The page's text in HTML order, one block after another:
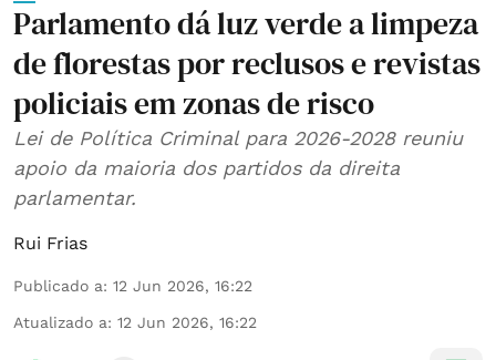
Parlamento dá luz verde a limpeza
de florestas por reclusos e revistas
policiais em zonas de risco
Lei de Política Criminal para 2026-2028 reuniu
apoio da maioria dos partidos da direita
parlamentar.
Rui Frias
Publicado a: 12 Jun 2026, 16:22
Atualizado a: 12 Jun 2026, 16:22